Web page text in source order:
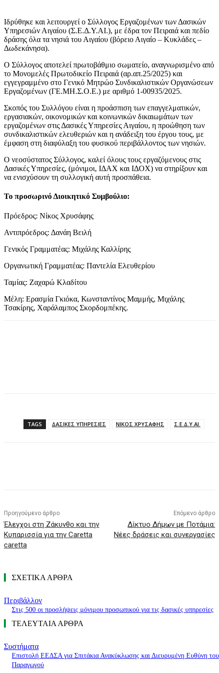
Ιδρύθηκε και λειτουργεί ο Σύλλογος Εργαζομένων των Δασικών
Υπηρεσιών Αιγαίου (Σ.Ε.Δ.Υ.ΑΙ.), με έδρα τον Πειραιά και πεδίο
δράσης όλα τα νησιά του Αιγαίου (βόρειο Αιγαίο – Κυκλάδες –
Δωδεκάνησα).
Ο Σύλλογος αποτελεί πρωτοβάθμιο σωματείο, αναγνωρισμένο από
το Μονομελές Πρωτοδικείο Πειραιά (αρ.απ.25/2025) και
εγγεγραμμένο στο Γενικό Μητρώο Συνδικαλιστικών Οργανώσεων
Εργαζομένων (ΓΕ.ΜΗ.Σ.Ο.Ε.) με αριθμό 1-00935/2025.
Σκοπός του Συλλόγου είναι η προάσπιση των επαγγελματικών,
εργασιακών, οικονομικών και κοινωνικών δικαιωμάτων των
εργαζομένων στις Δασικές Υπηρεσίες Αιγαίου, η προώθηση των
συνδικαλιστικών ελευθεριών και η ανάδειξη του έργου τους, με
έμφαση στη διαφύλαξη του φυσικού περιβάλλοντος των νησιών.
Ο νεοσύστατος Σύλλογος, καλεί όλους τους εργαζόμενους στις
Δασικές Υπηρεσίες, (μόνιμοι, ΙΔΑΧ και ΙΔΟΧ) να στηρίξουν και
να ενισχύσουν τη συλλογική αυτή προσπάθεια.
Το προσωρινό Διοικητικό Συμβούλιο:
Πρόεδρος: Νίκος Χρυσάφης
Αντιπρόεδρος: Δανάη Βειλή
Γενικός Γραμματέας: Μιχάλης Καλλίρης
Οργανωτική Γραμματέας: Παντελία Ελευθερίου
Ταμίας: Ζαχαρώ Κλαδίτου
Μέλη: Ερασμία Γκιόκα, Κωνσταντίνος Μαμμής, Μιχάλης
Τσακίρης, Χαράλαμπος Σκορδομπέκης.
TAGS ΔΑΣΙΚΕΣ ΥΠΗΡΕΣΙΕΣ ΝΙΚΟΣ ΧΡΥΣΑΦΗΣ Σ.Ε.Δ.Υ.ΑΙ.
Προηγούμενο άρθρο
Έλεγχοι στη Ζάκυνθο και την
Κυπαρισσία για την Caretta
caretta
Επόμενο άρθρο
Δίκτυο Δήμων με Ποτάμια:
Νέες δράσεις και συνεργασίες
ΣΧΕΤΙΚΑ ΑΡΘΡΑ
Περιβάλλον
Στις 500 οι προσλήψεις μόνιμου προσωπικού για τις δασικές υπηρεσίες
ΤΕΛΕΥΤΑΙΑ ΑΡΘΡΑ
Συστήματα
Επιστολή ΕΕΔΣΑ για Σπιτάκια Ανακύκλωσης και Διευρυμένη Ευθύνη του
Παραγωγού